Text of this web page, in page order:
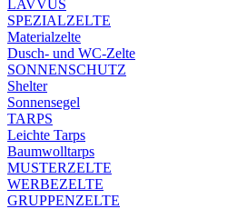
LAVVUS
SPEZIALZELTE
Materialzelte
Dusch- und WC-Zelte
SONNENSCHUTZ
Shelter
Sonnensegel
TARPS
Leichte Tarps
Baumwolltarps
MUSTERZELTE
WERBEZELTE
GRUPPENZELTE